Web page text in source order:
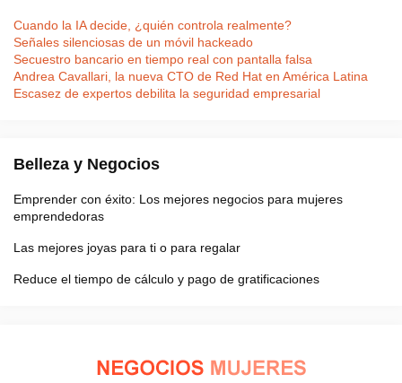
Cuando la IA decide, ¿quién controla realmente?
Señales silenciosas de un móvil hackeado
Secuestro bancario en tiempo real con pantalla falsa
Andrea Cavallari, la nueva CTO de Red Hat en América Latina
Escasez de expertos debilita la seguridad empresarial
Belleza y Negocios
Emprender con éxito: Los mejores negocios para mujeres
emprendedoras
Las mejores joyas para ti o para regalar
Reduce el tiempo de cálculo y pago de gratificaciones